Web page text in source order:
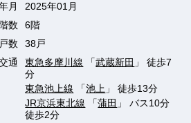
月
2025年01月
数
6階
数
38戸
通
東急多摩川線 「武蔵新田 」 徒歩7
分
東急池上線 「池上 」 徒歩13分
JR京浜東北線 「蒲田 」 バス10分
徒歩2分